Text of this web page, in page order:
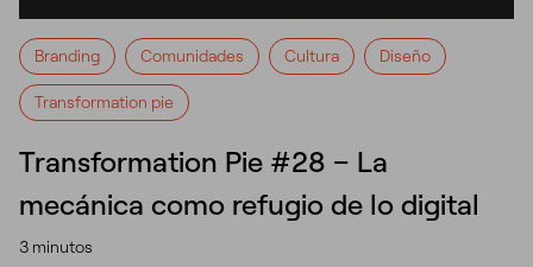
Branding Comunidades Cultura Diseño
Transformation pie
Transformation Pie #28 – La
mecánica como refugio de lo digital
3 minutos